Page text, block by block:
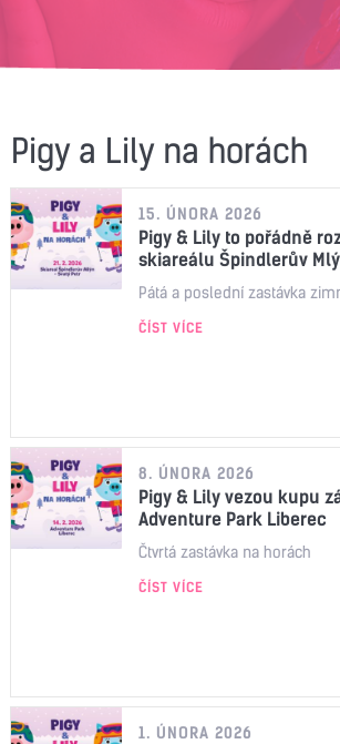
Pigy a Lily na horách
15. ÚNORA 2026
Pigy & Lily to pořádně
skiareálu Špindlerův
Pátá a poslední zastávka
ČÍST VÍCE
8. ÚNORA 2026
Pigy & Lily vezou kupu
Adventure Park Liberec
Čtvrtá zastávka na horách
ČÍST VÍCE
1. ÚNORA 2026